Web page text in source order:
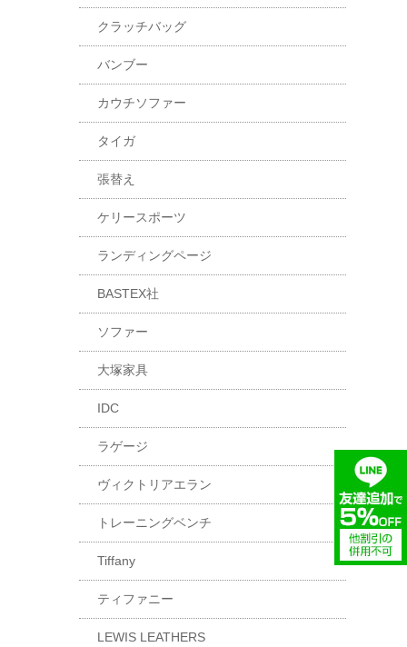
クラッチバッグ
バンブー
カウチソファー
タイガ
張替え
ケリースポーツ
ランディングページ
BASTEX社
ソファー
大塚家具
IDC
ラゲージ
ヴィクトリアエラン
トレーニングベンチ
Tiffany
ティファニー
LEWIS LEATHERS